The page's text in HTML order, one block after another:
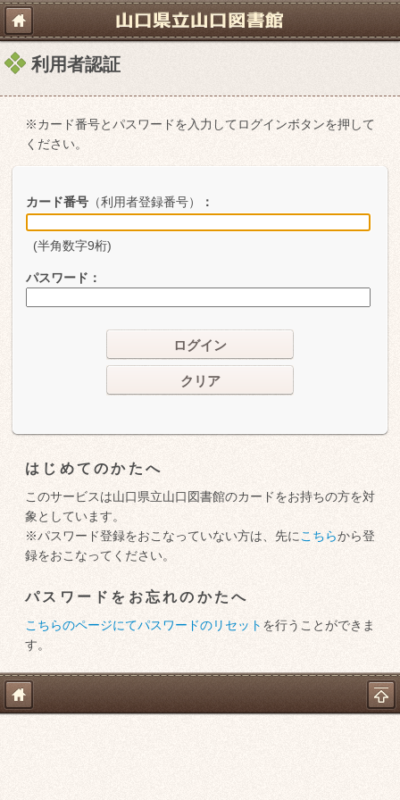
利用者認証
※カード番号とパスワードを入力してログインボタンを押して
ください。
カード番号 （利用者登録番号） ：
(半角数字9桁)
パスワード ：
ログイン
クリア
はじめてのかたへ
このサービスは山口県立山口図書館のカードをお持ちの方を対
象としています。
※パスワード登録をおこなっていない方は、先に こちらから登
録をおこなってください。
パスワードをお忘れのかたへ
こちらのページにてパスワードのリセット を行うことができま
す。